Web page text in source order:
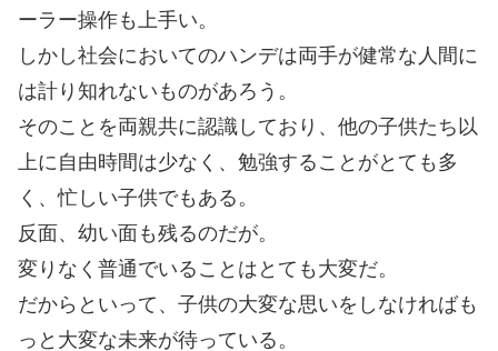
ーラー操作も上手い。
しかし社会においてのハンデは両手が健常な人間に
は計り知れないものがあろう。
そのことを両親共に認識しており、他の子供たち以
上に自由時間は少なく、勉強することがとても多
く、忙しい子供でもある。
反面、幼い面も残るのだが。
変りなく普通でいることはとても大変だ。
だからといって、子供の大変な思いをしなければも
っと大変な未来が待っている。